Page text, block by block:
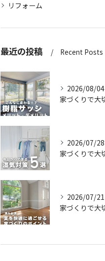
リフォーム
最近の投稿 Recent Posts
2026/08/04
2026/07/28
2026/07/21